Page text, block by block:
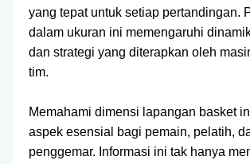
yang tepat untuk setiap pertandingan.
dalam ukuran ini memengaruhi
dan strategi yang diterapkan oleh
tim.
Memahami dimensi lapangan basket
aspek esensial bagi pemain, pelatih,
penggemar. Informasi ini tak hanya